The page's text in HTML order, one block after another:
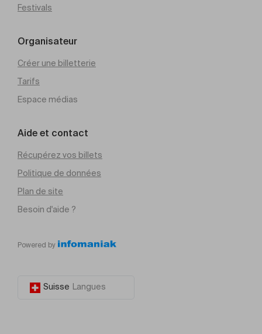
Festivals
Organisateur
Créer une billetterie
Tarifs
Espace médias
Aide et contact
Récupérez vos billets
Politique de données
Plan de site
Besoin d'aide ?
Powered by
Suisse Langues